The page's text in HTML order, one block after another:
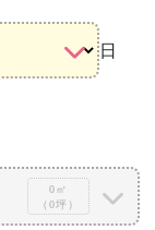
日
0㎡
（0坪）